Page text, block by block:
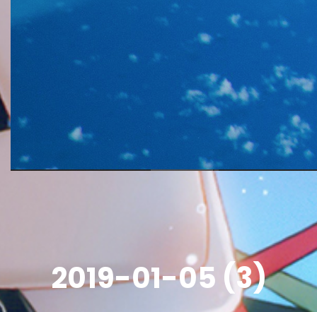
2019-01-05 (3)